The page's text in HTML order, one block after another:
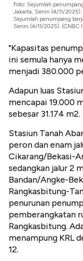
Foto: Sejumlah
Jakarta, Senin (4/11/
Sejumlah penumpang
Senin (4/11/2025). (CNBC
"Kapasitas
ini semula hanya
menjadi 380.000
Adapun luas
mencapai 19.000
sebesar 31.174 m2.
Stasiun Tanah
peron dan enam
Cikarang/Bekasi-
sedangkan jalur 2
Bandan/Angke-
Rangkasbitung-
penurunan
pemberangkatan
Rangkasbitung.
menampung KRL
12.